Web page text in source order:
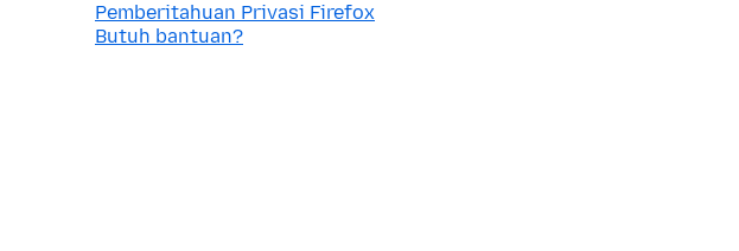
Pemberitahuan Privasi Firefox
Butuh bantuan?